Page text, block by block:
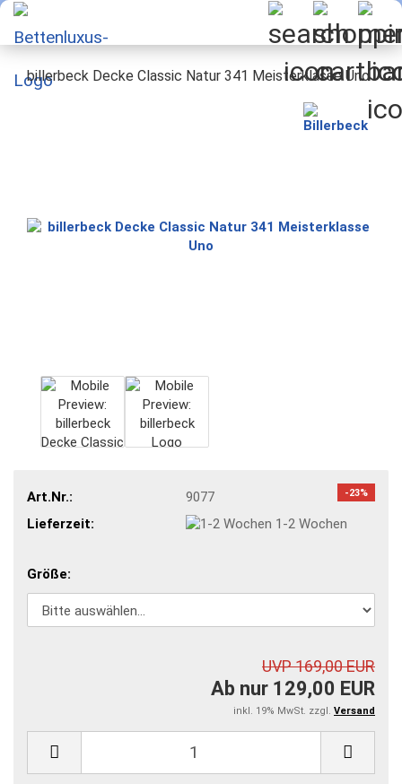
billerbeck Decke Classic Natur 341 Meisterklasse Uno
-23%
Art.Nr.:
9077
Lieferzeit:
1-2 Wochen
Größe:
UVP 169,00 EUR
Ab nur 129,00 EUR
inkl. 19% MwSt. zzgl. Versand